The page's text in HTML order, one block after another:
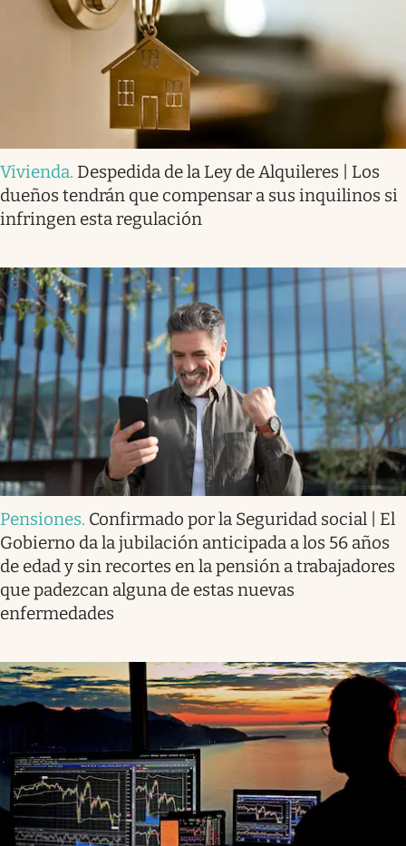
Vivienda. Despedida de la Ley de Alquileres | Los
dueños tendrán que compensar a sus inquilinos si
infringen esta regulación
Pensiones. Confirmado por la Seguridad social | El
Gobierno da la jubilación anticipada a los 56 años
de edad y sin recortes en la pensión a trabajadores
que padezcan alguna de estas nuevas
enfermedades